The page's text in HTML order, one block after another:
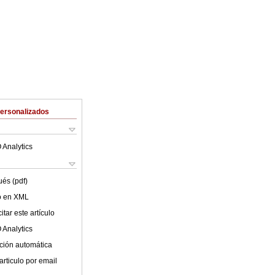
Analytics
(pdf)
en XML
este artículo
Analytics
automática
por email